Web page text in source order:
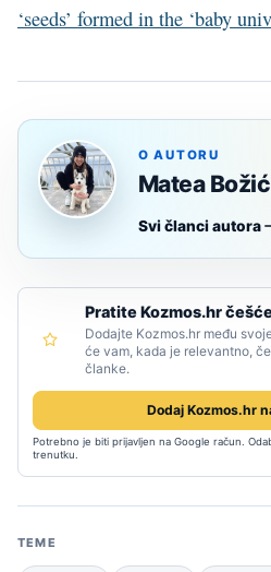
‘seeds’ formed in the ‘baby
O AUTORU
Matea Božić
Svi članci autora
Pratite Kozmos.hr
Dodajte Kozmos.hr među
će vam, kada je relevantno,
članke.
Dodaj Kozmos.hr
Potrebno je biti prijavljen na Google račun.
trenutku.
TEME